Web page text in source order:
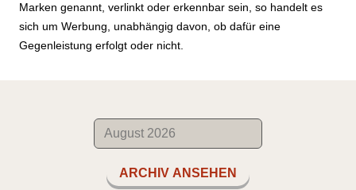
Marken genannt, verlinkt oder erkennbar sein, so handelt es
sich um Werbung, unabhängig davon, ob dafür eine
Gegenleistung erfolgt oder nicht.
ARCHIV ANSEHEN